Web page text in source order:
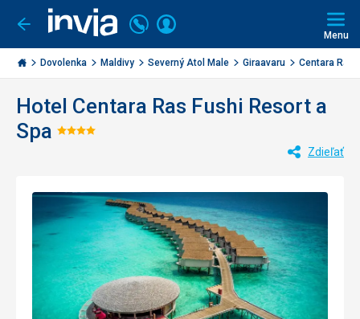
Ísť
späť
Invia.sk
Volajte
+421
2
3221
Prihlásiť
Menu
Dovolenka Maldivy Severný Atol Male Giraavaru Centara Ras
Hotel Centara Ras Fushi Resort a
Spa Hodnotenie:
Zdieľať